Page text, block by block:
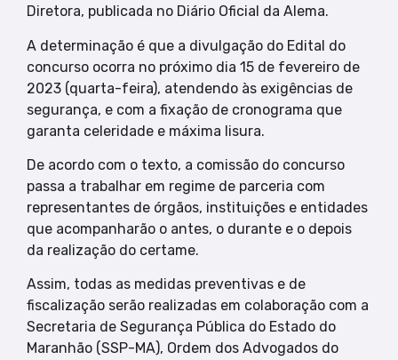
Diretora, publicada no Diário Oficial da Alema.
A determinação é que a divulgação do Edital do
concurso ocorra no próximo dia 15 de fevereiro de
2023 (quarta-feira), atendendo às exigências de
segurança, e com a fixação de cronograma que
garanta celeridade e máxima lisura.
De acordo com o texto, a comissão do concurso
passa a trabalhar em regime de parceria com
representantes de órgãos, instituições e entidades
que acompanharão o antes, o durante e o depois
da realização do certame.
Assim, todas as medidas preventivas e de
fiscalização serão realizadas em colaboração com a
Secretaria de Segurança Pública do Estado do
Maranhão (SSP-MA), Ordem dos Advogados do